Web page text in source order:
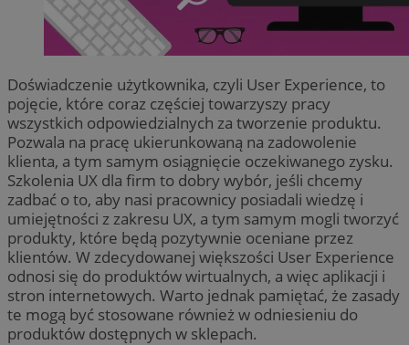
Doświadczenie użytkownika, czyli User Experience, to
pojęcie, które coraz częściej towarzyszy pracy
wszystkich odpowiedzialnych za tworzenie produktu.
Pozwala na pracę ukierunkowaną na zadowolenie
klienta, a tym samym osiągnięcie oczekiwanego zysku.
Szkolenia UX dla firm to dobry wybór, jeśli chcemy
zadbać o to, aby nasi pracownicy posiadali wiedzę i
umiejętności z zakresu UX, a tym samym mogli tworzyć
produkty, które będą pozytywnie oceniane przez
klientów. W zdecydowanej większości User Experience
odnosi się do produktów wirtualnych, a więc aplikacji i
stron internetowych. Warto jednak pamiętać, że zasady
te mogą być stosowane również w odniesieniu do
produktów dostępnych w sklepach.